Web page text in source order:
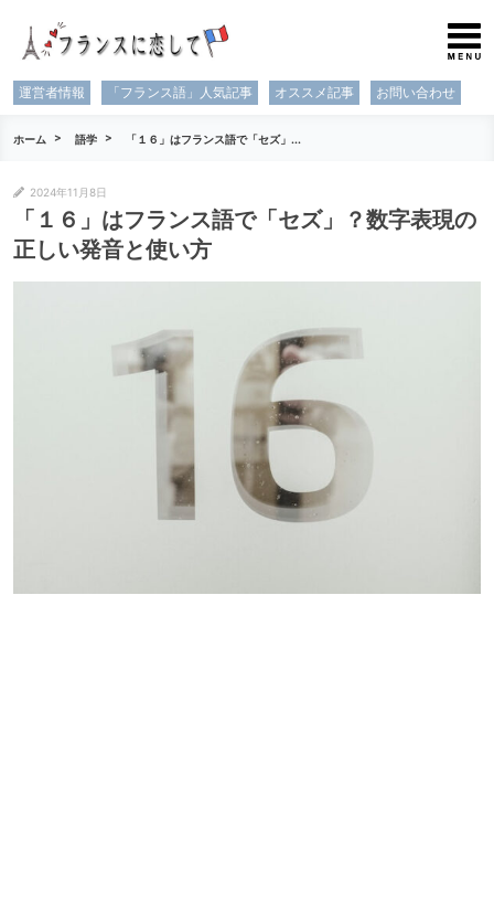
運営者情報 「フランス語」人気記事 オススメ記事 お問い合わせ
ホーム 語学 「１６」はフランス語で「セズ」...
2024年11月8日
「１６」はフランス語で「セズ」？数字表現の
正しい発音と使い方